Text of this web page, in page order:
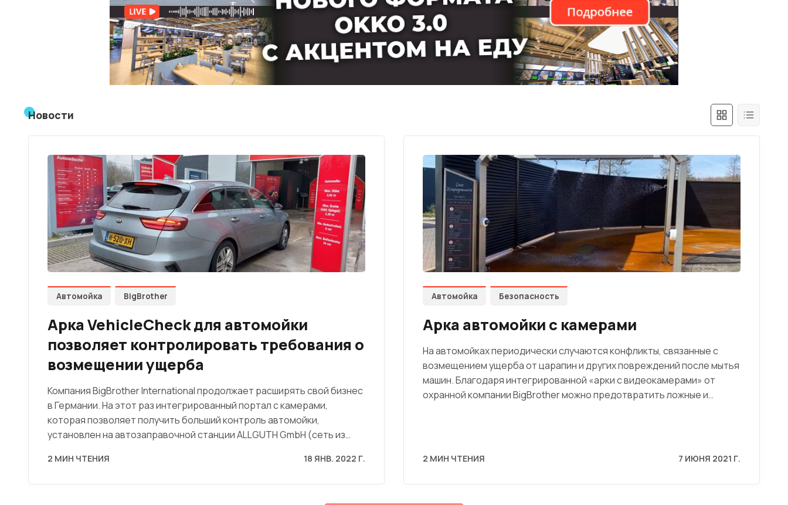
Новости
Автомойка BigBrother
Арка VehicleCheck для автомойки
позволяет контролировать требования о
возмещении ущерба
Компания BigBrother International продолжает расширять свой бизнес
в Германии. На этот раз интегрированный портал с камерами,
которая позволяет получить больший контроль автомойки,
установлен на автозаправочной станции ALLGUTH GmbH (сеть из…
2 МИН ЧТЕНИЯ 18 ЯНВ. 2022 Г.
Автомойка Безопасность
Арка автомойки с камерами
На автомойках периодически случаются конфликты, связанные с
возмещением ущерба от царапин и других повреждений после мытья
машин. Благодаря интегрированной «арки с видеокамерами» от
охранной компании BigBrother можно предотвратить ложные и…
2 МИН ЧТЕНИЯ 7 ИЮНЯ 2021 Г.